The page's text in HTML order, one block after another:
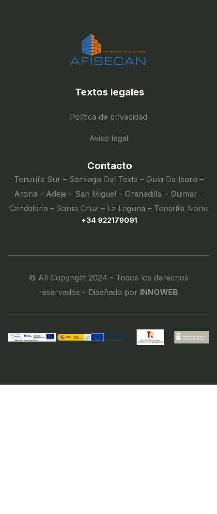
Textos legales
Política de privacidad
Aviso legal
Contacto
Tenerife Sur – Santiago Del Teide – Guía De Isora –
Arona – Adeje – San Miguel – Granadilla – Güimar –
Candelaria – Santa Cruz – La Laguna – Tenerife Norte
+34 922179091
© All Copyright 2024 - Todos los derechos
reservados - Diseñado por INNOWEB